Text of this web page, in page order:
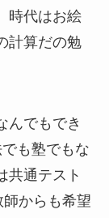
時代はお絵
計算だの勉
んでもでき
も塾でもな
共通テスト
からも希望